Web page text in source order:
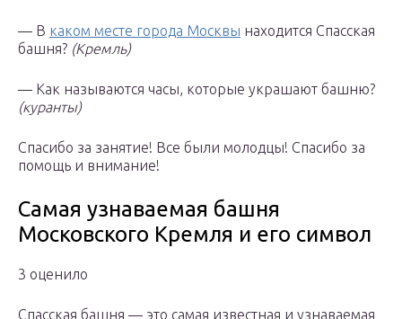
— В каком месте города Москвы находится Спасская
башня? (Кремль)
— Как называются часы, которые украшают башню?
(куранты)
Спасибо за занятие! Все были молодцы! Спасибо за
помощь и внимание!
Самая узнаваемая башня
Московского Кремля и его символ
3 оценило
Спасская башня — это самая известная и узнаваемая